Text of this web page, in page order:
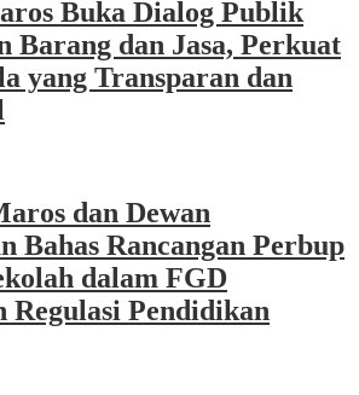
Buka Dialog Publik
Barang dan Jasa, Perkuat
yang Transparan dan
dan Dewan
Bahas Rancangan Perbup
dalam FGD
Regulasi Pendidikan